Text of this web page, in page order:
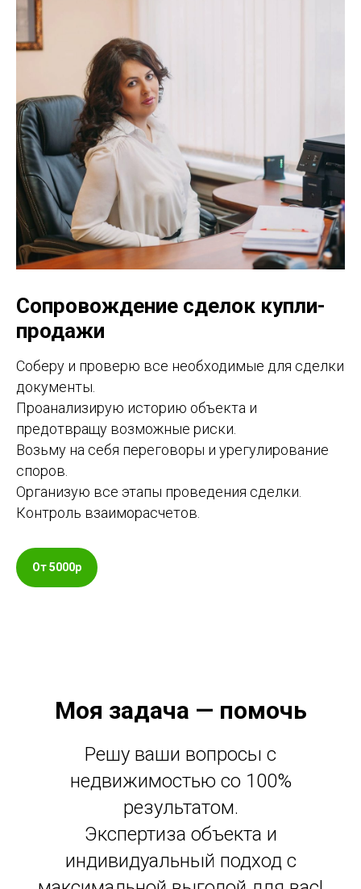
Сопровождение сделок купли-
продажи
Соберу и проверю все необходимые для сделки
документы.
Проанализирую историю объекта и
предотвращу возможные риски.
Возьму на себя переговоры и урегулирование
споров.
Организую все этапы проведения сделки.
Контроль взаиморасчетов.
От 5000р
Моя задача — помочь
Решу ваши вопросы с
недвижимостью со 100%
результатом.
Экспертиза объекта и
индивидуальный подход с